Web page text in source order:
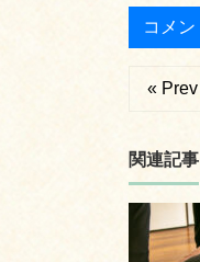
« Prev
関連記事